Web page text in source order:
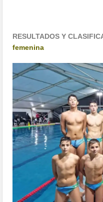
RESULTADOS Y
femenina